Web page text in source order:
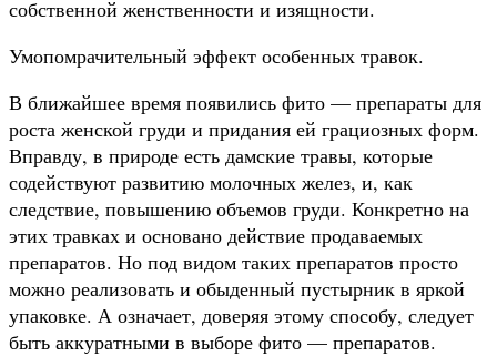
собственной женственности и изящности.
Умопомрачительный эффект особенных травок.
В ближайшее время появились фито — препараты для
роста женской груди и придания ей грациозных форм.
Вправду, в природе есть дамские травы, которые
содействуют развитию молочных желез, и, как
следствие, повышению объемов груди. Конкретно на
этих травках и основано действие продаваемых
препаратов. Но под видом таких препаратов просто
можно реализовать и обыденный пустырник в яркой
упаковке. А означает, доверяя этому способу, следует
быть аккуратными в выборе фито — препаратов.